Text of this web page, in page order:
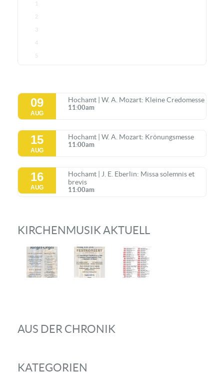
1
2
3
4
5
09
AUG
Hochamt | W. A. Mozart: Kleine Credomesse
11:00am
15
AUG
Hochamt | W. A. Mozart: Krönungsmesse
11:00am
16
AUG
Hochamt | J. E. Eberlin: Missa solemnis et
brevis
11:00am
KIRCHENMUSIK AKTUELL
AUS DER CHRONIK
KATEGORIEN